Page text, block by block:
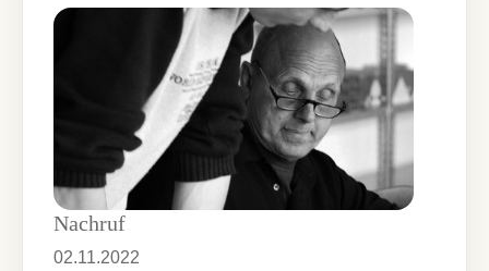
Nachruf
02.11.2022